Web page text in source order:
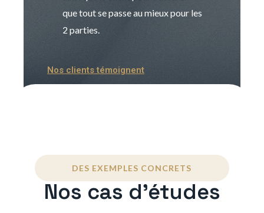
que tout se passe au mieux pour les
2 parties.
Nos clients témoignent
DES EXEMPLES CONCRETS
Nos cas d'études